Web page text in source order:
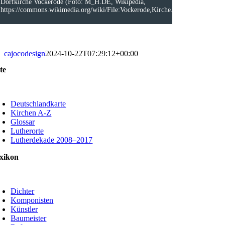
Dorfkirche Vockerode (Foto: M_H.DE, Wikipedia,
https://commons.wikimedia.org/wiki/File:Vockerode,Kirche.jpg)
cajocodesign2024-10-22T07:29:12+00:00
Deutschlandkarte
Kirchen A-Z
Glossar
Lutherorte
Lutherdekade 2008–2017
Dichter
Komponisten
Künstler
Baumeister